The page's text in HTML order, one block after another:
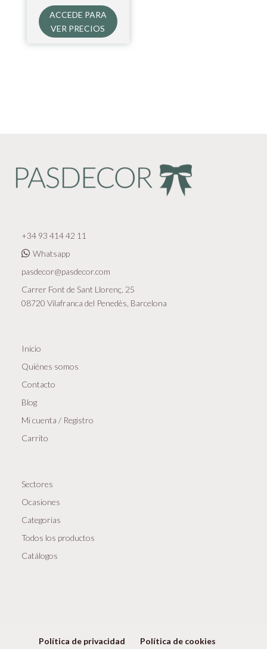
ACCEDE PARA
VER PRECIOS
+34 93 414 42 11
Whatsapp
pasdecor@pasdecor.com
Carrer Font de Sant Llorenç, 25
08720 Vilafranca del Penedès, Barcelona
Inicio
Quiénes somos
Contacto
Blog
Mi cuenta / Registro
Carrito
Sectores
Ocasiones
Categorias
Todos los productos
Catálogos
Política de privacidad Política de cookies